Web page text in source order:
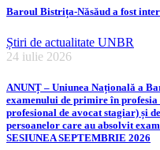
Baroul Bistrița-Năsăud a fost
Știri de actualitate UNBR
24 iulie 2026
ANUNȚ – Uniunea Națională a
examenului de primire în
profesional de avocat stagiar) și
persoanelor care au absolvit
SESIUNEA SEPTEMBRIE 2026